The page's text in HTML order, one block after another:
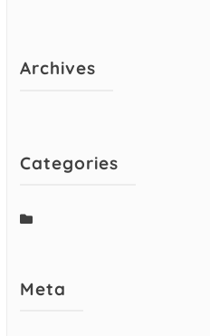
Archives
Categories
Meta